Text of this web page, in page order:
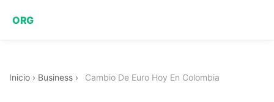
ORG
Inicio › Business › Cambio De Euro Hoy En Colombia